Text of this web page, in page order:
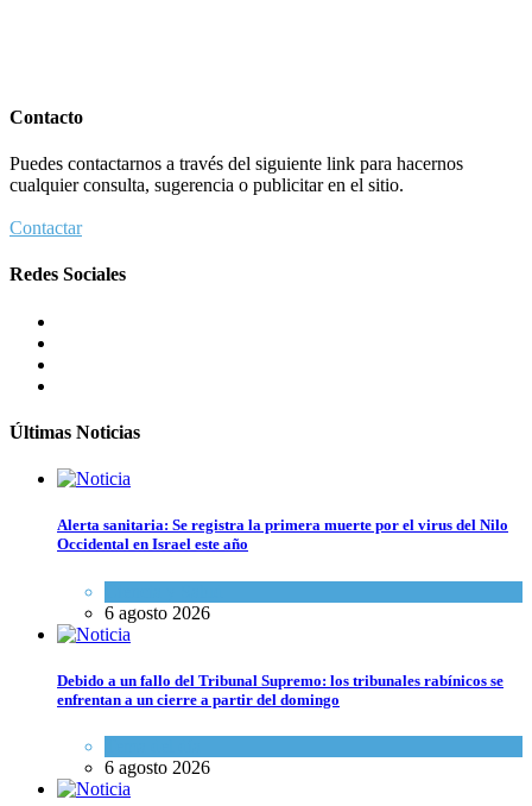
Contacto
Puedes contactarnos a través del siguiente link para hacernos
cualquier consulta, sugerencia o publicitar en el sitio.
Contactar
Redes Sociales
Últimas Noticias
Alerta sanitaria: Se registra la primera muerte por el virus del Nilo
Occidental en Israel este año
6 agosto 2026
Debido a un fallo del Tribunal Supremo: los tribunales rabínicos se
enfrentan a un cierre a partir del domingo
6 agosto 2026